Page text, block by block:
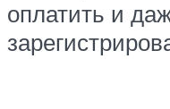
оплатить и